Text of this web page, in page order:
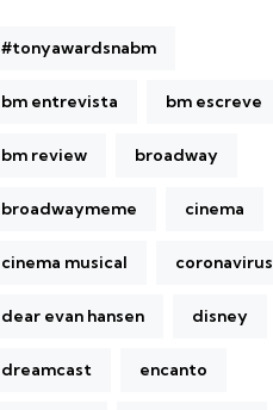
#tonyawardsnabm
bm entrevista bm escreve
bm review broadway
broadwaymeme cinema
cinema musical coronavirus
dear evan hansen disney
dreamcast encanto